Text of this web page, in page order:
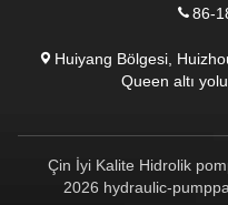
86-
Huiyang Bölgesi,
Queen altı
Çin İyi Kalite Hidrolik
2026 hydraulic-